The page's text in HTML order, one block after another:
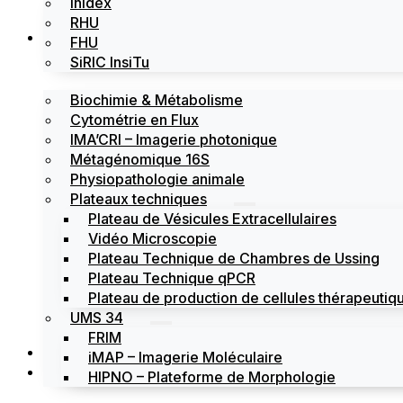
RHU
FHU
SiRIC InsiTu
Les plateformes
Biochimie & Métabolisme
Cytométrie en Flux
IMA’CRI – Imagerie photonique
Métagénomique 16S
Physiopathologie animale
Plateaux techniques
Plateau de Vésicules Extracellulaires
Vidéo Microscopie
Plateau Technique de Chambres de Ussing
Plateau Technique qPCR
Plateau de production de cellules
UMS 34
FRIM
iMAP – Imagerie Moléculaire
HIPNO – Plateforme de Morphologie
Actualités
Évènements